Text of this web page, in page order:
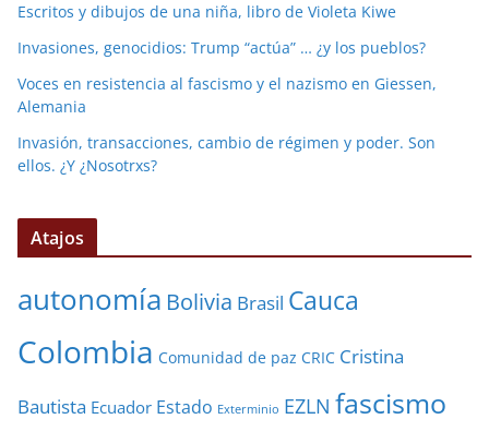
Escritos y dibujos de una niña, libro de Violeta Kiwe
Invasiones, genocidios: Trump “actúa” … ¿y los pueblos?
Voces en resistencia al fascismo y el nazismo en Giessen,
Alemania
Invasión, transacciones, cambio de régimen y poder. Son
ellos. ¿Y ¿Nosotrxs?
Atajos
autonomía Bolivia Brasil Cauca
Colombia Comunidad de paz CRIC Cristina
Bautista Ecuador Estado Exterminio EZLN fascismo